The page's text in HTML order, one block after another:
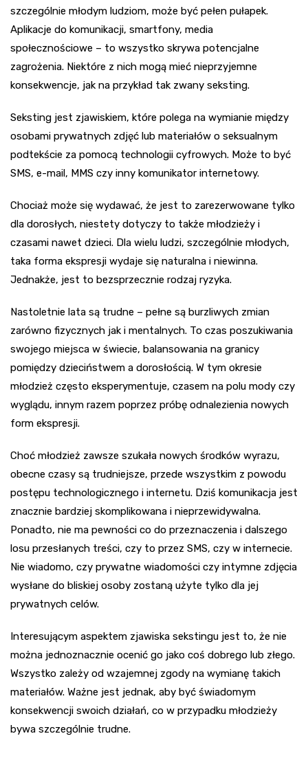
szczególnie młodym ludziom, może być pełen pułapek.
Aplikacje do komunikacji, smartfony, media
społecznościowe – to wszystko skrywa potencjalne
zagrożenia. Niektóre z nich mogą mieć nieprzyjemne
konsekwencje, jak na przykład tak zwany seksting.
Seksting jest zjawiskiem, które polega na wymianie między
osobami prywatnych zdjęć lub materiałów o seksualnym
podtekście za pomocą technologii cyfrowych. Może to być
SMS, e-mail, MMS czy inny komunikator internetowy.
Chociaż może się wydawać, że jest to zarezerwowane tylko
dla dorosłych, niestety dotyczy to także młodzieży i
czasami nawet dzieci. Dla wielu ludzi, szczególnie młodych,
taka forma ekspresji wydaje się naturalna i niewinna.
Jednakże, jest to bezsprzecznie rodzaj ryzyka.
Nastoletnie lata są trudne – pełne są burzliwych zmian
zarówno fizycznych jak i mentalnych. To czas poszukiwania
swojego miejsca w świecie, balansowania na granicy
pomiędzy dzieciństwem a dorosłością. W tym okresie
młodzież często eksperymentuje, czasem na polu mody czy
wyglądu, innym razem poprzez próbę odnalezienia nowych
form ekspresji.
Choć młodzież zawsze szukała nowych środków wyrazu,
obecne czasy są trudniejsze, przede wszystkim z powodu
postępu technologicznego i internetu. Dziś komunikacja jest
znacznie bardziej skomplikowana i nieprzewidywalna.
Ponadto, nie ma pewności co do przeznaczenia i dalszego
losu przesłanych treści, czy to przez SMS, czy w internecie.
Nie wiadomo, czy prywatne wiadomości czy intymne zdjęcia
wysłane do bliskiej osoby zostaną użyte tylko dla jej
prywatnych celów.
Interesującym aspektem zjawiska sekstingu jest to, że nie
można jednoznacznie ocenić go jako coś dobrego lub złego.
Wszystko zależy od wzajemnej zgody na wymianę takich
materiałów. Ważne jest jednak, aby być świadomym
konsekwencji swoich działań, co w przypadku młodzieży
bywa szczególnie trudne.